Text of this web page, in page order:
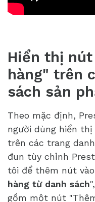
Hiển thị
hàng" trên
sách sản
Theo mặc định,
người dùng hiển
trên các trang
đun tùy chỉnh
tôi để thêm nút
hàng từ danh sách
gồm một nút